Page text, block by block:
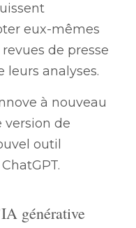
eux-mêmes
de presse
leurs analyses.
à nouveau
version de
outil
générative